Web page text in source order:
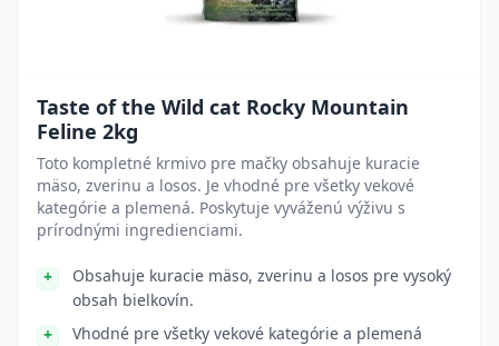
Taste of the Wild cat Rocky Mountain
Feline 2kg
Toto kompletné krmivo pre mačky obsahuje kuracie
mäso, zverinu a losos. Je vhodné pre všetky vekové
kategórie a plemená. Poskytuje vyváženú výživu s
prírodnými ingredienciami.
Obsahuje kuracie mäso, zverinu a losos pre vysoký
obsah bielkovín.
Vhodné pre všetky vekové kategórie a plemená